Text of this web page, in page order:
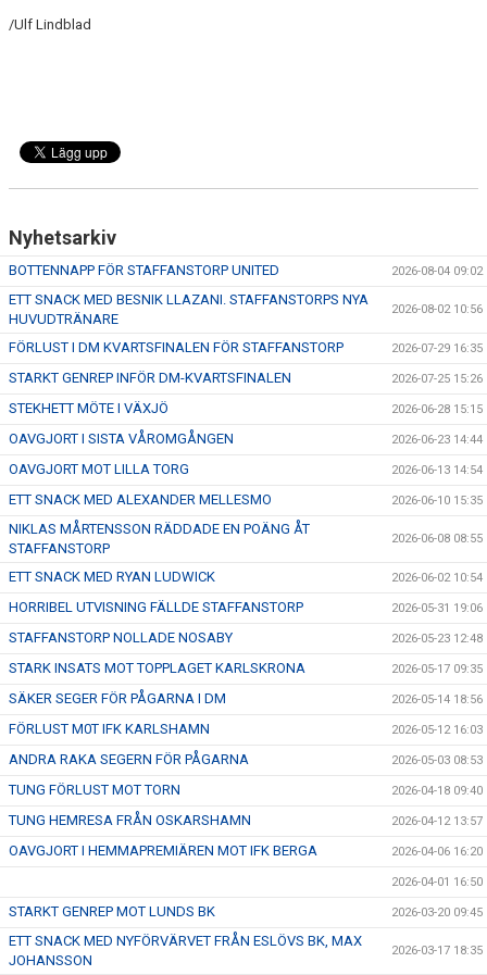
/Ulf Lindblad
Nyhetsarkiv
BOTTENNAPP FÖR STAFFANSTORP UNITED 2026-08-04 09:02
ETT SNACK MED BESNIK LLAZANI. STAFFANSTORPS NYA
HUVUDTRÄNARE
2026-08-02 10:56
FÖRLUST I DM KVARTSFINALEN FÖR STAFFANSTORP 2026-07-29 16:35
STARKT GENREP INFÖR DM-KVARTSFINALEN 2026-07-25 15:26
STEKHETT MÖTE I VÄXJÖ 2026-06-28 15:15
OAVGJORT I SISTA VÅROMGÅNGEN 2026-06-23 14:44
OAVGJORT MOT LILLA TORG 2026-06-13 14:54
ETT SNACK MED ALEXANDER MELLESMO 2026-06-10 15:35
NIKLAS MÅRTENSSON RÄDDADE EN POÄNG ÅT
STAFFANSTORP
2026-06-08 08:55
ETT SNACK MED RYAN LUDWICK 2026-06-02 10:54
HORRIBEL UTVISNING FÄLLDE STAFFANSTORP 2026-05-31 19:06
STAFFANSTORP NOLLADE NOSABY 2026-05-23 12:48
STARK INSATS MOT TOPPLAGET KARLSKRONA 2026-05-17 09:35
SÄKER SEGER FÖR PÅGARNA I DM 2026-05-14 18:56
FÖRLUST M0T IFK KARLSHAMN 2026-05-12 16:03
ANDRA RAKA SEGERN FÖR PÅGARNA 2026-05-03 08:53
TUNG FÖRLUST MOT TORN 2026-04-18 09:40
TUNG HEMRESA FRÅN OSKARSHAMN 2026-04-12 13:57
OAVGJORT I HEMMAPREMIÄREN MOT IFK BERGA 2026-04-06 16:20
2026-04-01 16:50
STARKT GENREP MOT LUNDS BK 2026-03-20 09:45
ETT SNACK MED NYFÖRVÄRVET FRÅN ESLÖVS BK, MAX
JOHANSSON
2026-03-17 18:35